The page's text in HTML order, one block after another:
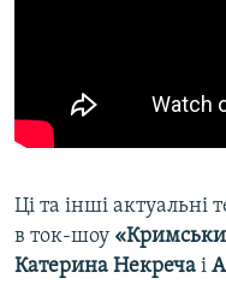
Ці та інші актуальні
в ток-шоу
Катерина Некреча і